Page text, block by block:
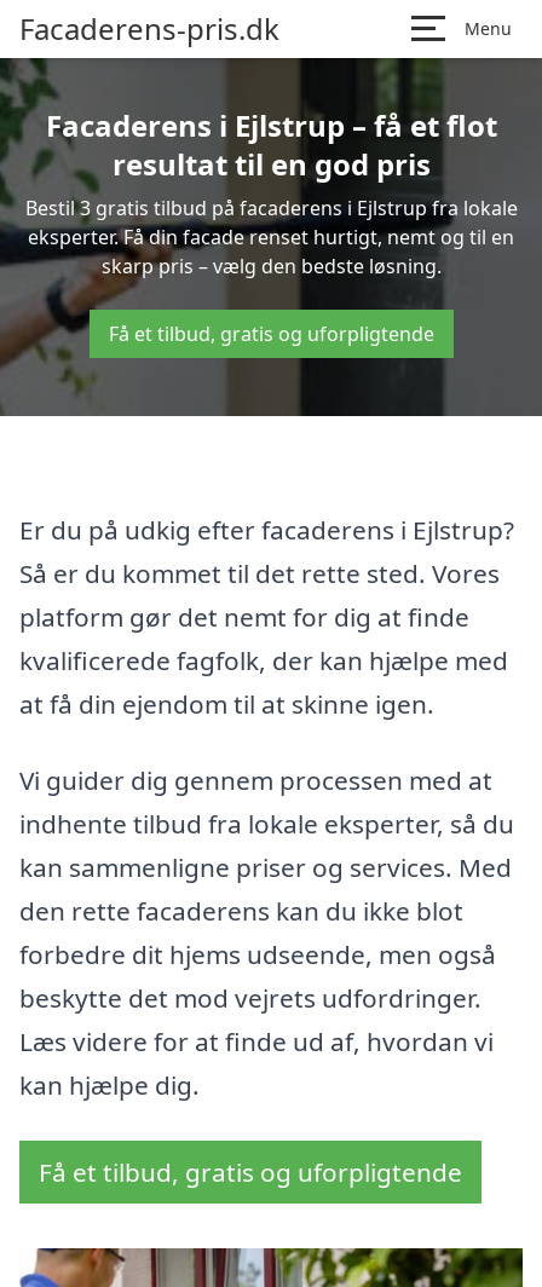
Facaderens-pris.dk Menu
Facaderens i Ejlstrup – få et flot
resultat til en god pris
Bestil 3 gratis tilbud på facaderens i Ejlstrup fra lokale
eksperter. Få din facade renset hurtigt, nemt og til en
skarp pris – vælg den bedste løsning.
Få et tilbud, gratis og uforpligtende
Er du på udkig efter facaderens i Ejlstrup?
Så er du kommet til det rette sted. Vores
platform gør det nemt for dig at finde
kvalificerede fagfolk, der kan hjælpe med
at få din ejendom til at skinne igen.
Vi guider dig gennem processen med at
indhente tilbud fra lokale eksperter, så du
kan sammenligne priser og services. Med
den rette facaderens kan du ikke blot
forbedre dit hjems udseende, men også
beskytte det mod vejrets udfordringer.
Læs videre for at finde ud af, hvordan vi
kan hjælpe dig.
Få et tilbud, gratis og uforpligtende